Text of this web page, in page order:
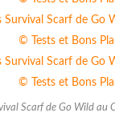
Scarf de Go Wild au